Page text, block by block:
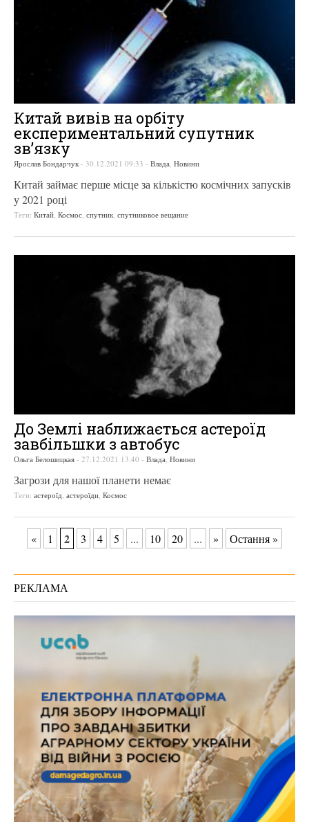
Китай вивів на орбіту
експериментальний супутник
зв’язку
Ярослав Бондарчук - 30.12.2021 09:33 - Влада, Новини
Китай займає перше місце за кількістю космічних запусків
у 2021 році
Теги: Китай, Космос, спутник, спутниковое вещание
До Землі наближається астероїд
завбільшки з автобус
Ольга Белошицкая - 27.12.2021 13:40 - Влада Новини
Загрози для нашої планети немає
Теги: астероїд астероїди Космос
« 1 2 3 4 5 ... 10 20 ... » Остання »
РЕКЛАМА